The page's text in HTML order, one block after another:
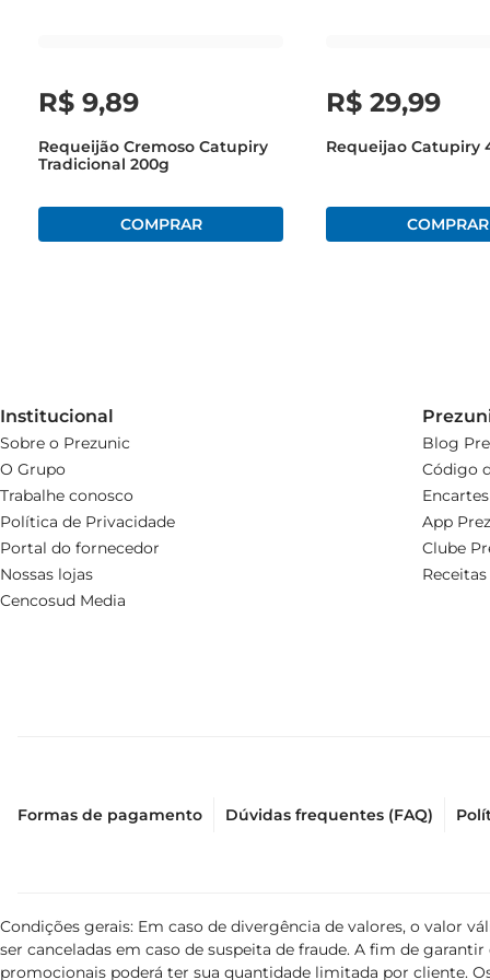
R$ 9,89
Requeijão Cremoso Catupiry
Tradicional 200g
R$ 29,99
Requeijao Catupiry
Institucional
Sobre o Prezunic
O Grupo
Trabalhe conosco
Política de Privacidade
Portal do fornecedor
Nossas lojas
Cencosud Media
Blog
Código
Encartes
App
Clube
Receitas
Formas de pagamento Dúvidas frequentes (FAQ)
Condições gerais: Em caso de divergência de valores, o valor
ser canceladas em caso de suspeita de fraude. A fim de
promocionais poderá ter sua quantidade limitada por cliente.